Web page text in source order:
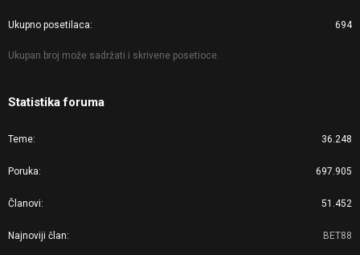
Ukupno posetilaca 694
Ukupan broj može sadržati i skrivene posetioce.
Statistika foruma
Teme 36.248
Poruka 697.905
Članovi 51.452
Najnoviji član BET88